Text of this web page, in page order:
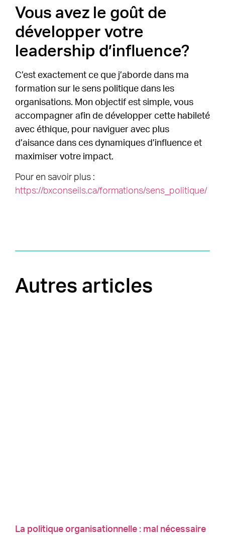
Vous avez le goût de
développer votre
leadership d’influence?
C’est exactement ce que j’aborde dans ma
formation sur le sens politique dans les
organisations. Mon objectif est simple, vous
accompagner afin de développer cette habileté
avec éthique, pour naviguer avec plus
d’aisance dans ces dynamiques d’influence et
maximiser votre impact.
Pour en savoir plus :
https://bxconseils.ca/formations/sens_politique/
Autres articles
La politique organisationnelle : mal nécessaire